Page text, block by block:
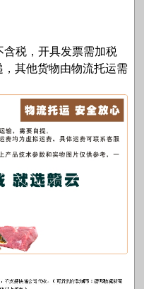
税，开具发票需加税
其他货物由物流托运需